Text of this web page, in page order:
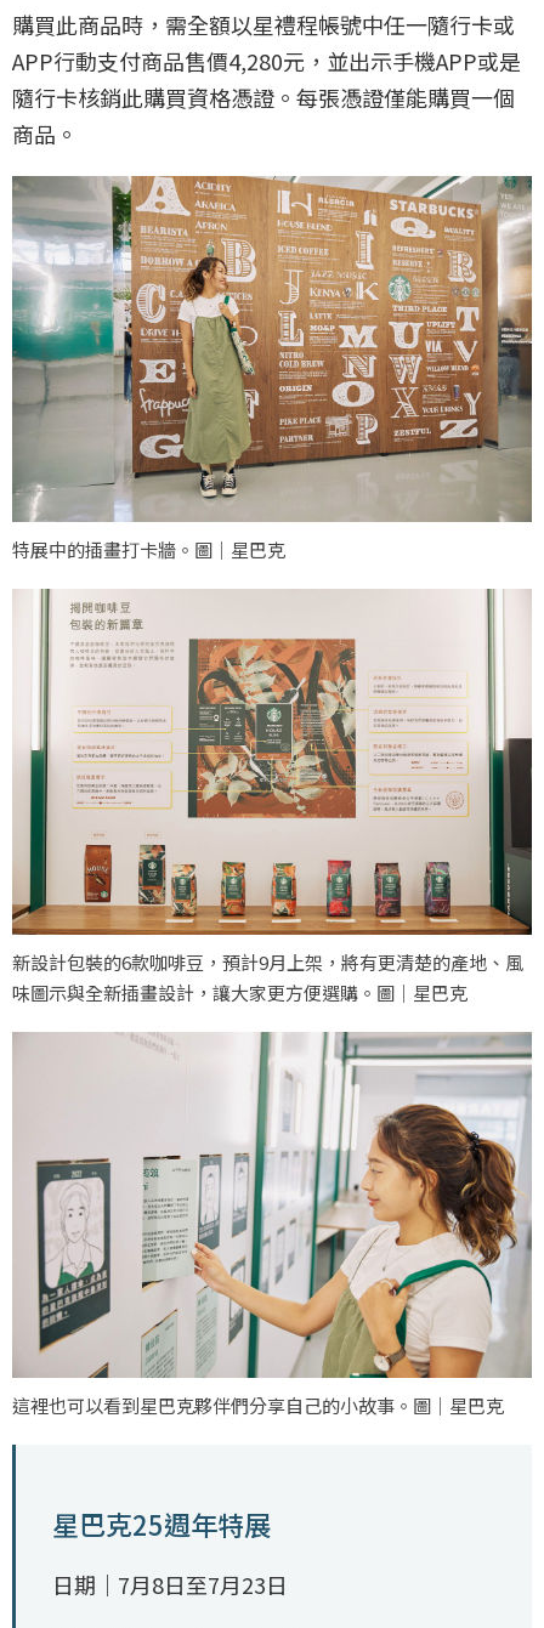
購買此商品時，需全額以星禮程帳號中任一隨行卡或
APP行動支付商品售價4,280元，並出示手機APP或是
隨行卡核銷此購買資格憑證。每張憑證僅能購買一個
商品。
特展中的插畫打卡牆。圖｜星巴克
新設計包裝的6款咖啡豆，預計9月上架，將有更清楚的產地、風
味圖示與全新插畫設計，讓大家更方便選購。圖｜星巴克
這裡也可以看到星巴克夥伴們分享自己的小故事。圖｜星巴克
星巴克25週年特展
日期｜7月8日至7月23日